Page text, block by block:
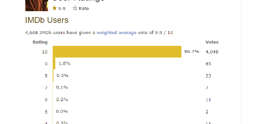
Powered by livedoor 相互RSS